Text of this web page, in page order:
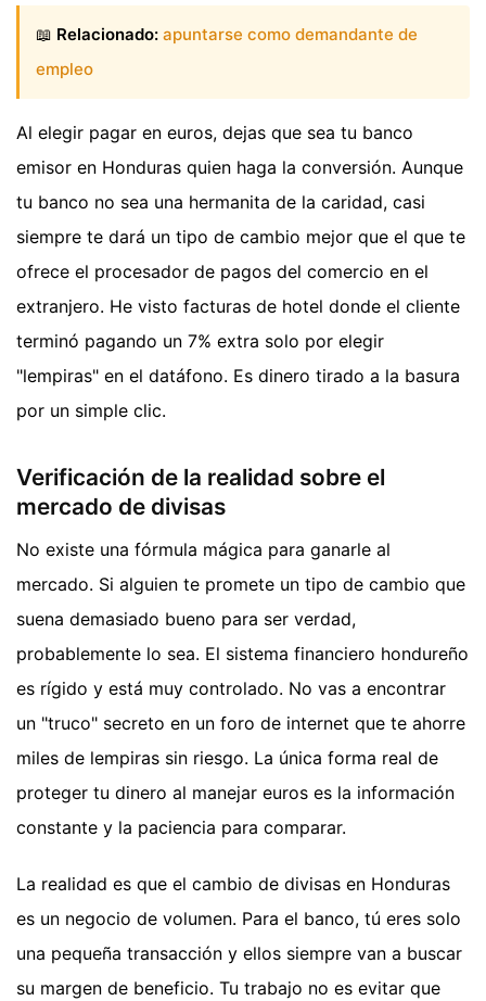
📖 Relacionado: apuntarse como demandante de
empleo
Al elegir pagar en euros, dejas que sea tu banco
emisor en Honduras quien haga la conversión. Aunque
tu banco no sea una hermanita de la caridad, casi
siempre te dará un tipo de cambio mejor que el que te
ofrece el procesador de pagos del comercio en el
extranjero. He visto facturas de hotel donde el cliente
terminó pagando un 7% extra solo por elegir
"lempiras" en el datáfono. Es dinero tirado a la basura
por un simple clic.
Verificación de la realidad sobre el
mercado de divisas
No existe una fórmula mágica para ganarle al
mercado. Si alguien te promete un tipo de cambio que
suena demasiado bueno para ser verdad,
probablemente lo sea. El sistema financiero hondureño
es rígido y está muy controlado. No vas a encontrar
un "truco" secreto en un foro de internet que te ahorre
miles de lempiras sin riesgo. La única forma real de
proteger tu dinero al manejar euros es la información
constante y la paciencia para comparar.
La realidad es que el cambio de divisas en Honduras
es un negocio de volumen. Para el banco, tú eres solo
una pequeña transacción y ellos siempre van a buscar
su margen de beneficio. Tu trabajo no es evitar que